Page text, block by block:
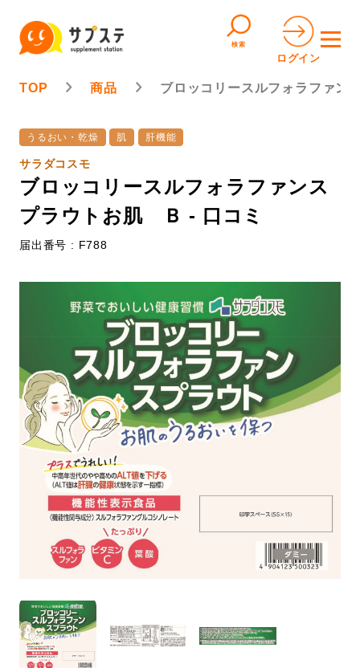
検索
ログイン
TOP 商品 ブロッコリースルフォラファ
うるおい・乾燥 肌 肝機能
サラダコスモ
ブロッコリースルフォラファンス
プラウトお肌 Ｂ - 口コミ
届出番号 : F788